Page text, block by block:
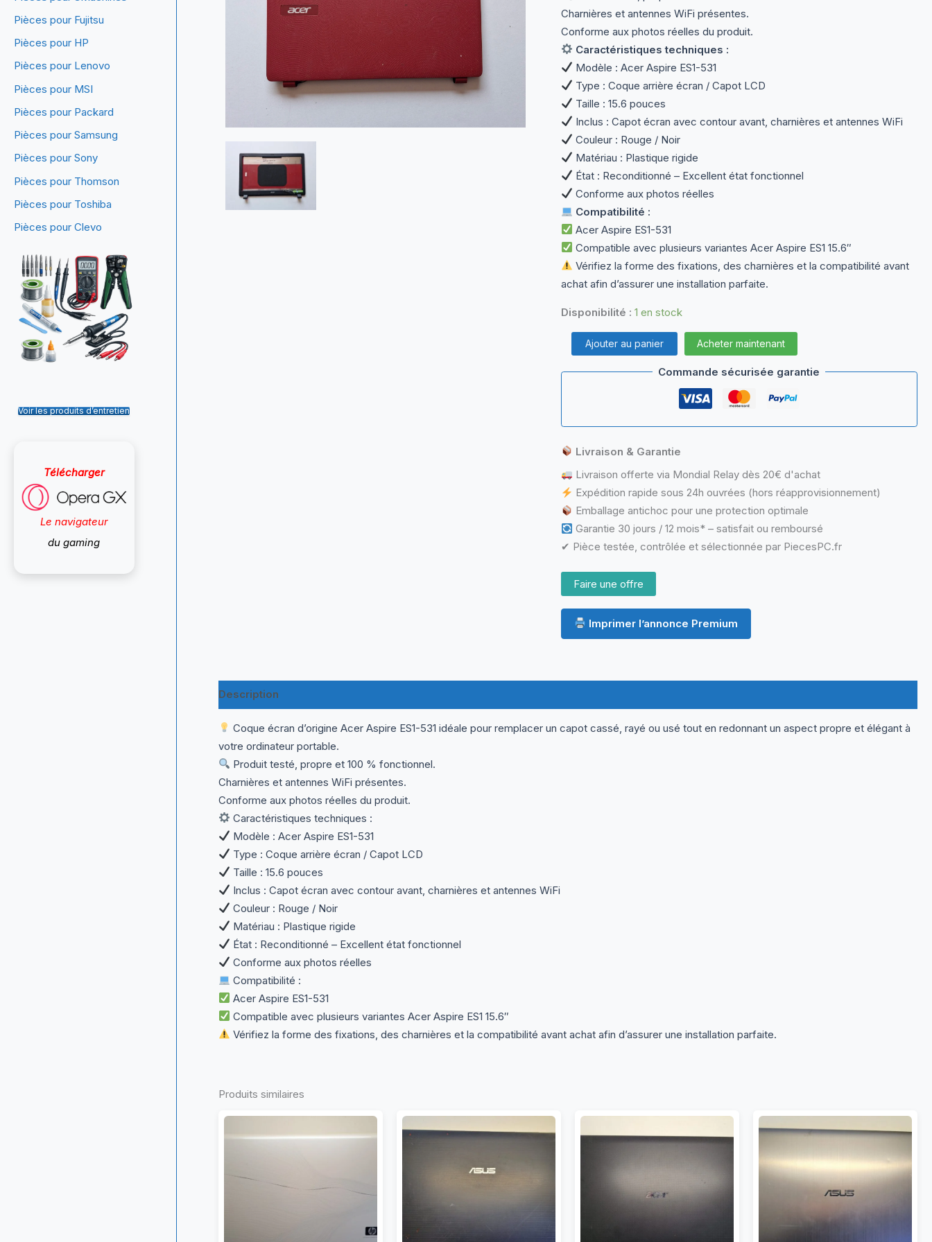
Pièces pour Fujitsu
Pièces pour HP
Pièces pour Lenovo
Pièces pour MSI
Pièces pour Packard
Pièces pour Samsung
Pièces pour Sony
Pièces pour Thomson
Pièces pour Toshiba
Pièces pour Clevo
Voir les produits d’entretien
Télécharger
Le navigateur
du gaming
Charnières et antennes WiFi présentes.
Conforme aux photos réelles du produit.
Caractéristiques techniques :
Modèle : Acer Aspire ES1-531
Type : Coque arrière écran / Capot LCD
Taille : 15.6 pouces
Inclus : Capot écran avec contour avant, charnières et antennes WiFi
Couleur : Rouge / Noir
Matériau : Plastique rigide
État : Reconditionné – Excellent état fonctionnel
Conforme aux photos réelles
Compatibilité :
Acer Aspire ES1-531
Compatible avec plusieurs variantes Acer Aspire ES1 15.6″
Vérifiez la forme des fixations, des charnières et la compatibilité avant
achat afin d’assurer une installation parfaite.
Disponibilité : 1 en stock
quantité
de
Aspire
531
Rouge
15.6"
Ajouter au panier Acheter maintenant
Commande sécurisée garantie
Livraison & Garantie
Livraison offerte via Mondial Relay dès 20€ d'achat
Expédition rapide sous 24h ouvrées (hors réapprovisionnement)
Emballage antichoc pour une protection optimale
Garantie 30 jours / 12 mois* – satisfait ou remboursé
✔ Pièce testée, contrôlée et sélectionnée par PiecesPC.fr
Faire une offre
Imprimer l’annonce Premium
Description
Coque écran d’origine Acer Aspire ES1-531 idéale pour remplacer un capot cassé, rayé ou usé tout en redonnant un aspect propre et élégant à
votre ordinateur portable.
Produit testé, propre et 100 % fonctionnel.
Charnières et antennes WiFi présentes.
Conforme aux photos réelles du produit.
Caractéristiques techniques :
Modèle : Acer Aspire ES1-531
Type : Coque arrière écran / Capot LCD
Taille : 15.6 pouces
Inclus : Capot écran avec contour avant, charnières et antennes WiFi
Couleur : Rouge / Noir
Matériau : Plastique rigide
État : Reconditionné – Excellent état fonctionnel
Conforme aux photos réelles
Compatibilité :
Acer Aspire ES1-531
Compatible avec plusieurs variantes Acer Aspire ES1 15.6″
Vérifiez la forme des fixations, des charnières et la compatibilité avant achat afin d’assurer une installation parfaite.
Produits similaires